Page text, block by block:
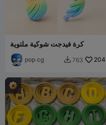
كرة فيدجت شوكية ملتوية
pop cg  763 204